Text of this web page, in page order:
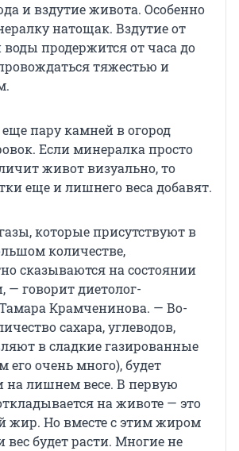
и вздутие живота. Особенно
натощак. Вздутие от
продержится от часа до
тяжестью и
пару камней в огород
Если минералка просто
живот визуально, то
еще и лишнего веса добавят.
которые присутствуют в
количестве,
сказываются на состоянии
— говорит диетолог-
Крамченинова. — Во-
сахара, углеводов,
в сладкие газированные
его очень много), будет
на лишнем весе. В первую
на животе — это
жир. Но вместе с этим жиром
вес будет расти. Многие не